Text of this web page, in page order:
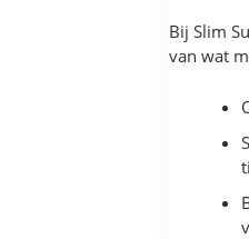
Bij Slim
van wat